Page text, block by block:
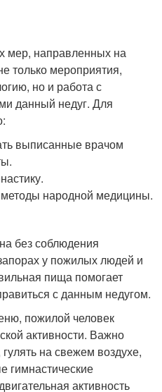
мер, направленных на
только мероприятия,
но и работа с
данный недуг. Для
выписанные врачом
народной медицины.
без соблюдения
у пожилых людей и
пища помогает
с данным недугом.
пожилой человек
активности. Важно
на свежем воздухе,
гимнастические
активность